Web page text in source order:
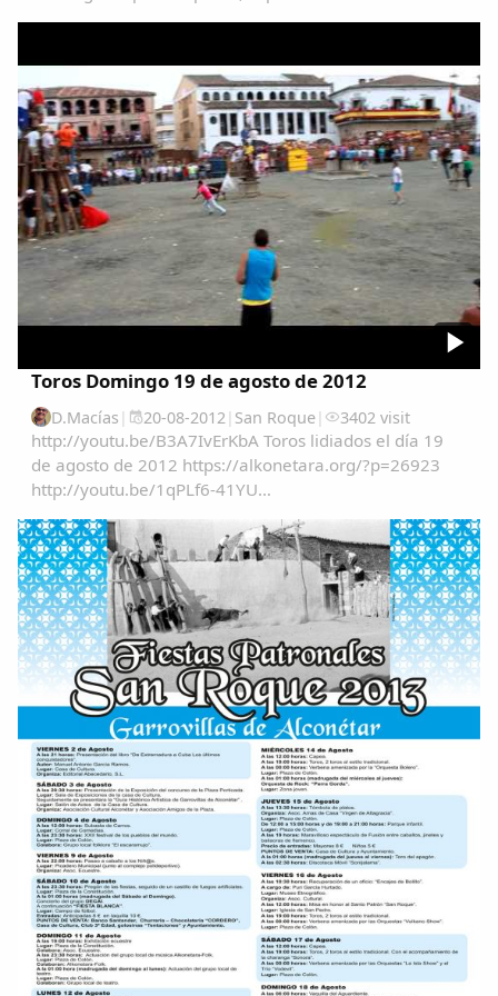
Toros Domingo 19 de agosto de 2012
D.Macías | 20-08-2012 | San Roque| 3402 visit
http://youtu.be/B3A7IvErKbA Toros lidiados el día 19
de agosto de 2012 https://alkonetara.org/?p=26923
http://youtu.be/1qPLf6-41YU